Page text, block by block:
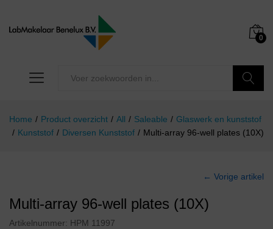
0
Home / Product overzicht / All / Saleable / Glaswerk en kunststof
/ Kunststof / Diversen Kunststof / Multi-array 96-well plates (10X)
← Vorige artikel
Multi-array 96-well plates (10X)
Artikelnummer: HPM 11997